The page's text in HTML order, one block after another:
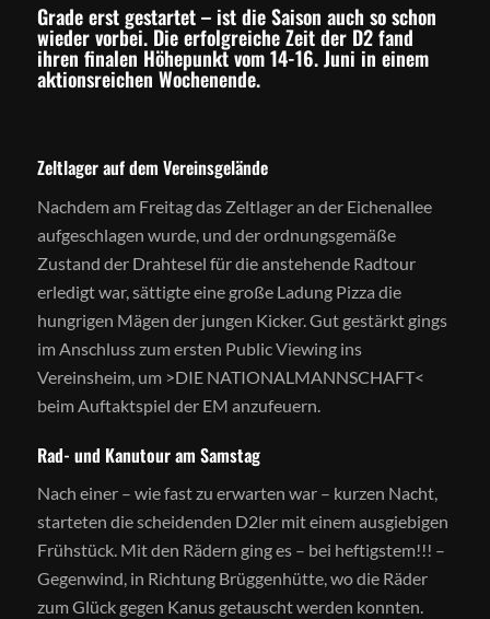
Grade erst gestartet – ist die Saison auch so schon
wieder vorbei. Die erfolgreiche Zeit der D2 fand
ihren finalen Höhepunkt vom 14-16. Juni in einem
aktionsreichen Wochenende.
Zeltlager auf dem Vereinsgelände
Nachdem am Freitag das Zeltlager an der Eichenallee
aufgeschlagen wurde, und der ordnungsgemäße
Zustand der Drahtesel für die anstehende Radtour
erledigt war, sättigte eine große Ladung Pizza die
hungrigen Mägen der jungen Kicker. Gut gestärkt gings
im Anschluss zum ersten Public Viewing ins
Vereinsheim, um >DIE NATIONALMANNSCHAFT<
beim Auftaktspiel der EM anzufeuern.
Rad- und Kanutour am Samstag
Nach einer – wie fast zu erwarten war – kurzen Nacht,
starteten die scheidenden D2ler mit einem ausgiebigen
Frühstück. Mit den Rädern ging es – bei heftigstem!!! –
Gegenwind, in Richtung Brüggenhütte, wo die Räder
zum Glück gegen Kanus getauscht werden konnten.